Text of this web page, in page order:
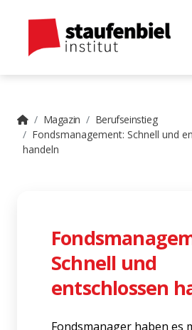
Magazin
Berufseinstieg
Fondsmanagement: Schnell und
handeln
Schnell und
entschlossen
Fondsmanager haben es